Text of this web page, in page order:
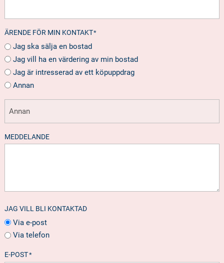
ÄRENDE FÖR MIN KONTAKT*
Jag ska sälja en bostad
Jag vill ha en värdering av min bostad
Jag är intresserad av ett köpuppdrag
Annan
MEDDELANDE
JAG VILL BLI KONTAKTAD
Via e-post
Via telefon
E-POST*